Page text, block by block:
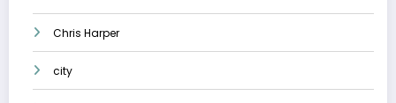
Chris Harper
city